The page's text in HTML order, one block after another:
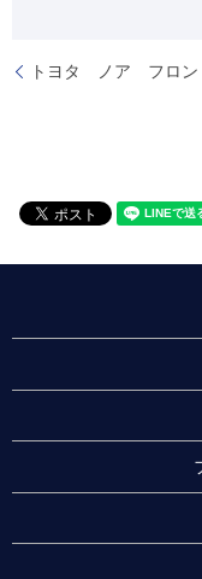
トヨタ ノア フロン